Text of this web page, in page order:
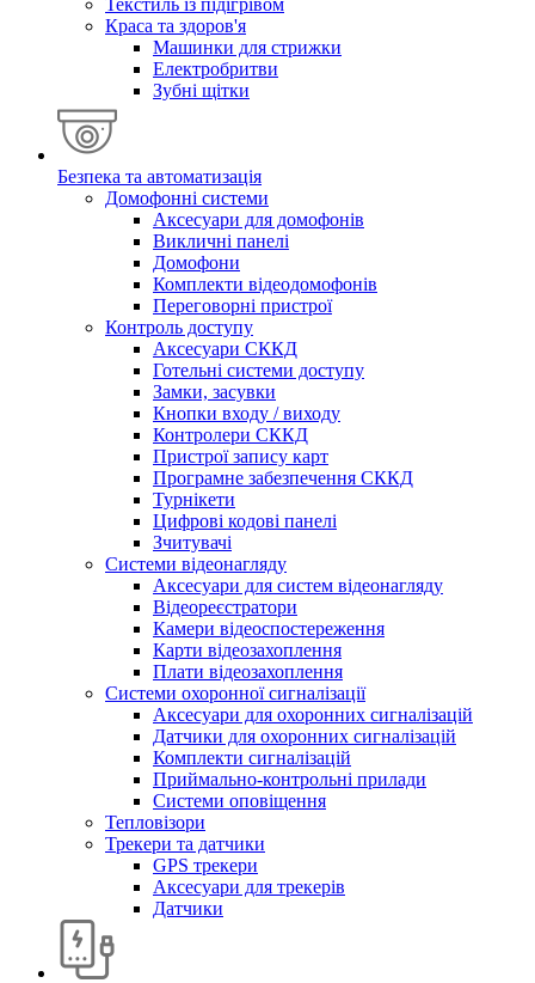
Текстиль із підігрівом
Краса та здоров'я
Машинки для стрижки
Електробритви
Зубні щітки
Безпека та автоматизація
Домофонні системи
Аксесуари для домофонів
Викличні панелі
Домофони
Комплекти відеодомофонів
Переговорні пристрої
Контроль доступу
Аксесуари СККД
Готельні системи доступу
Замки, засувки
Кнопки входу / виходу
Контролери СККД
Пристрої запису карт
Програмне забезпечення СККД
Турнікети
Цифрові кодові панелі
Зчитувачі
Системи відеонагляду
Аксесуари для систем відеонагляду
Відеореєстратори
Камери відеоспостереження
Карти відеозахоплення
Плати відеозахоплення
Системи охоронної сигналізації
Аксесуари для охоронних сигналізацій
Датчики для охоронних сигналізацій
Комплекти сигналізацій
Приймально-контрольні прилади
Системи оповіщення
Тепловізори
Трекери та датчики
GPS трекери
Аксесуари для трекерів
Датчики